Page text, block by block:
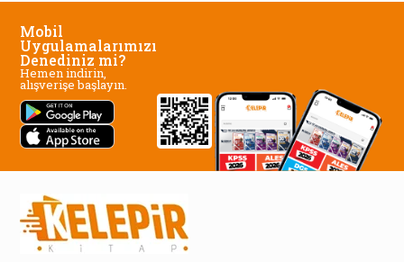
Mobil
Uygulamalarımızı
Denediniz mi?
Hemen indirin,
alışverişe başlayın.